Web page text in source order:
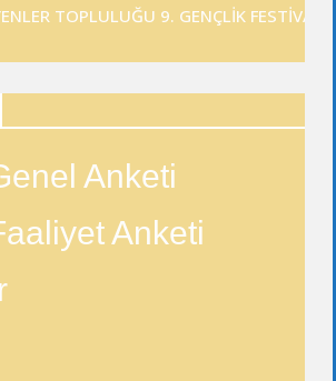
TOPLULUĞU 9. GENÇLİK FESTİVALİ
Anketi
Anketi